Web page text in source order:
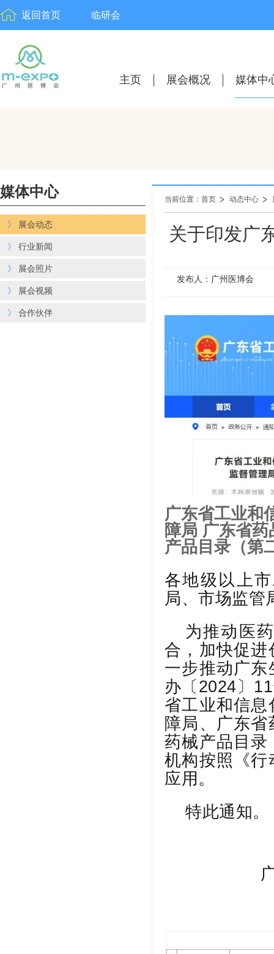
返回首页 临研会
主页 展会概况 媒体中
媒体中心
》 展会动态
》 行业新闻
》 展会照片
》 展会视频
》 合作伙伴
当前位置：首页 动态中心
关于印发广
发布人：广州医博会
广东省工业和
障局 广东省
产品目录（第
各地级以上
局、市场监管
为推动医
合，加快促进
一步推动广
办〔2024〕
省工业和信
障局、广东
药械产品目录
机构按照《行
应用。
特此通知。